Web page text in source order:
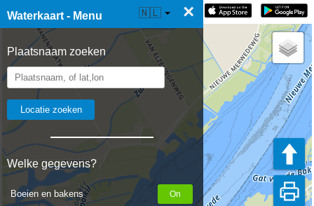
Waterkaart - Menu ×
Plaatsnaam zoeken
Welke gegevens?
Boeien en bakens
☰ Waterkaart Live 🇳🇱